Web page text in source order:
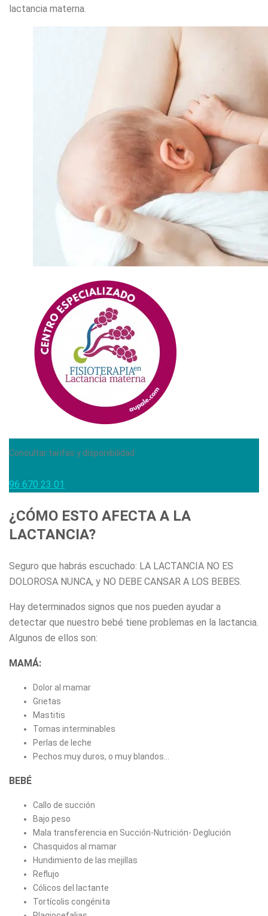
lactancia materna.
Consultar tarifas y disponibilidad
96 670 23 01
¿CÓMO ESTO AFECTA A LA
LACTANCIA?
Seguro que habrás escuchado: LA LACTANCIA NO ES
DOLOROSA NUNCA, y NO DEBE CANSAR A LOS BEBES.
Hay determinados signos que nos pueden ayudar a
detectar que nuestro bebé tiene problemas en la lactancia.
Algunos de ellos son:
MAMÁ:
Dolor al mamar
Grietas
Mastitis
Tomas interminables
Perlas de leche
Pechos muy duros, o muy blandos…
BEBÉ
Callo de succión
Bajo peso
Mala transferencia en Succión-Nutrición- Deglución
Chasquidos al mamar
Hundimiento de las mejillas
Reflujo
Cólicos del lactante
Tortícolis congénita